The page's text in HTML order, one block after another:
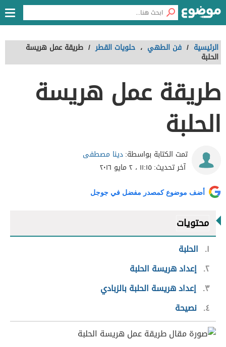
الرئيسية / فن الطهي ، حلويات القطر / طريقة عمل هريسة
الحلبة
طريقة عمل هريسة
الحلبة
تمت الكتابة بواسطة:دينا مصطفى
آخر تحديث:١١:١٥ ، ٢ مايو ٢٠١٦
أضف موضوع كمصدر مفضل في جوجل
محتويات
١
الحلبة
٢ إعداد هريسة الحلبة
٣ إعداد هريسة الحلبة بالزبادي
٤ نصيحة